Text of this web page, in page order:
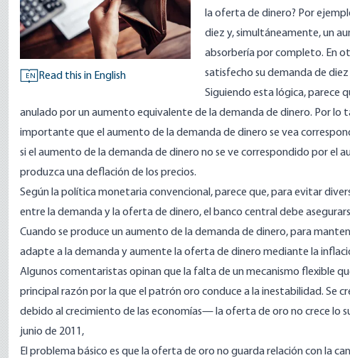
EN Read this in English
la oferta de dinero? Por
diez y, simultáneamente, un
absorbería por completo. En
satisfecho su demanda de
Siguiendo esta lógica, parece
anulado por un aumento equivalente de la demanda de dinero. Por lo
importante que el aumento de la demanda de dinero se vea
si el aumento de la demanda de dinero no se ve correspondido por el
produzca una deflación de los precios.
Según la política monetaria convencional, parece que, para evitar
entre la demanda y la oferta de dinero, el banco central debe
Cuando se produce un aumento de la demanda de dinero, para
adapte a la demanda y aumente la oferta de dinero mediante la
Algunos comentaristas opinan que la falta de un mecanismo flexible
principal razón por la que el patrón oro conduce a la inestabilidad. Se
debido al crecimiento de las economías— la oferta de oro no crece lo
junio de 2011,
El problema básico es que la oferta de oro no guarda relación con la